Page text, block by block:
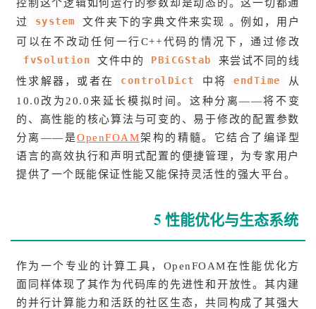
控制这个逻辑如何运行的参数却是动态的。这一切都通
过
system
文件夹下的字典文件来实现 。例如，用户
可以在不改动任何一行C++代码的情况下，通过修改
fvSolution
文件中的 PBiCGStab
来尝试不同的线
性求解器，或者在
controlDict 中将 endTime
从
10.0改为20.0来延长模拟时间。这种分离——将不变
的、高性能的核心算法与可变的、易于修改的配置参数
分离——是OpenFOAM架构的精髓。它结合了编译型
语言的高效执行和声明式配置的便捷管理，为专家用户
提供了一个既能保证性能又能保持灵活性的强大平台。
5 性能优化与生态系统
作为一个专业的计算工具，OpenFOAM在性能优化方
面同样体现了其作为代码库的先进性和开放性。其内建
的并行计算能力和活跃的社区生态，共同构成了其强大